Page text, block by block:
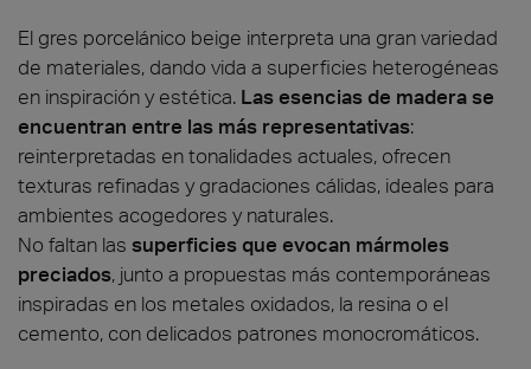
El gres porcelánico beige interpreta una gran variedad
de materiales, dando vida a superficies heterogéneas
en inspiración y estética. Las esencias de madera se
encuentran entre las más representativas:
reinterpretadas en tonalidades actuales, ofrecen
texturas refinadas y gradaciones cálidas, ideales para
ambientes acogedores y naturales.
No faltan las superficies que evocan mármoles
preciados, junto a propuestas más contemporáneas
inspiradas en los metales oxidados, la resina o el
cemento, con delicados patrones monocromáticos.